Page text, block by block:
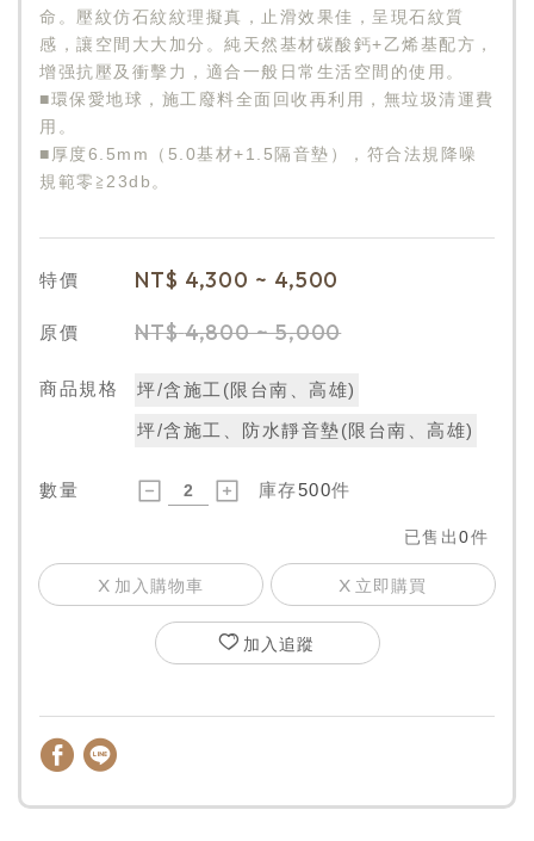
命。壓紋仿石紋紋理擬真，止滑效果佳，呈現石紋質
感，讓空間大大加分。純天然基材碳酸鈣+乙烯基配方，
增强抗壓及衝擊力，適合一般日常生活空間的使用。
■環保愛地球，施工廢料全面回收再利用，無垃圾清運費
用。
■厚度6.5mm（5.0基材+1.5隔音墊），符合法規降噪
規範零≧23db。
特價 NT$ 4,300 ~ 4,500
原價 NT$ 4,800 ~ 5,000
商品規格
坪/含施工(限台南、高雄)
坪/含施工、防水靜音墊(限台南、高雄)
數量 庫存500件
已售出0件
加入購物車 立即購買
加入追蹤